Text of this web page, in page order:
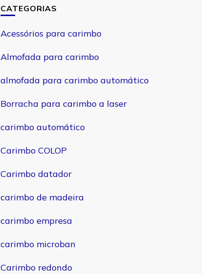
CATEGORIAS
Acessórios para carimbo
Almofada para carimbo
almofada para carimbo automático
Borracha para carimbo a laser
carimbo automático
Carimbo COLOP
Carimbo datador
carimbo de madeira
carimbo empresa
carimbo microban
Carimbo redondo